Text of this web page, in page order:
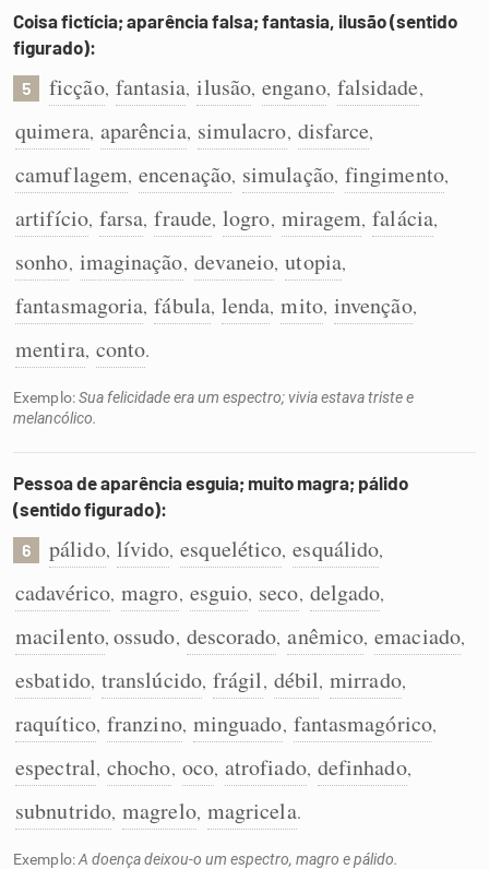
Coisa fictícia; aparência falsa; fantasia, ilusão (sentido
figurado):
5 ficção, fantasia, ilusão, engano, falsidade,
quimera, aparência, simulacro, disfarce,
camuflagem, encenação, simulação, fingimento,
artifício, farsa, fraude, logro, miragem, falácia,
sonho, imaginação, devaneio, utopia,
fantasmagoria, fábula, lenda, mito, invenção,
mentira, conto.
Exemplo:Sua felicidade era um espectro; vivia estava triste e
melancólico.
Pessoa de aparência esguia; muito magra; pálido
(sentido figurado):
6 pálido, lívido, esquelético, esquálido,
cadavérico, magro, esguio, seco, delgado,
macilento, ossudo, descorado, anêmico, emaciado,
esbatido, translúcido, frágil, débil, mirrado,
raquítico, franzino, minguado, fantasmagórico,
espectral, chocho, oco, atrofiado, definhado,
subnutrido, magrelo, magricela.
Exemplo:A doença deixou-o um espectro, magro e pálido.